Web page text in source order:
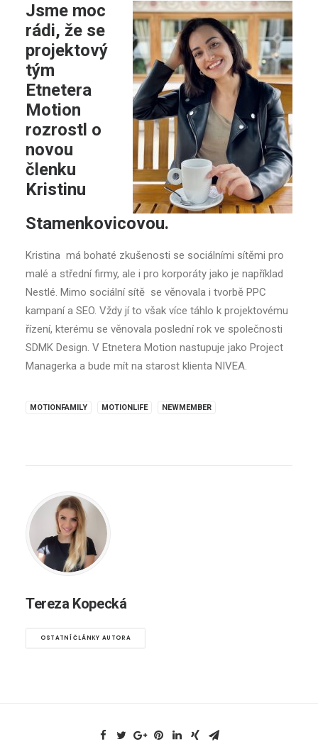
Jsme moc
rádi, že se
projektový
tým
Etnetera
Motion
rozrostl o
novou
členku
Kristinu
Stamenkovicovou.
Kristina má bohaté zkušenosti se sociálními sítěmi pro
malé a střední firmy, ale i pro korporáty jako je například
Nestlé. Mimo sociální sítě se věnovala i tvorbě PPC
kampaní a SEO. Vždy jí to však více táhlo k projektovému
řízení, kterému se věnovala poslední rok ve společnosti
SDMK Design. V Etnetera Motion nastupuje jako Project
Managerka a bude mít na starost klienta NIVEA.
MOTIONFAMILY MOTIONLIFE NEWMEMBER
Tereza Kopecká
OSTATNÍ ČLÁNKY AUTORA